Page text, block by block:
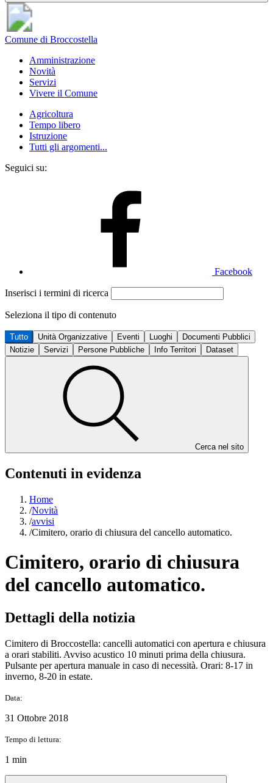
Comune di Broccostella
Amministrazione
Novità
Servizi
Vivere il Comune
Agricoltura
Tempo libero
Istruzione
Tutti gli argomenti...
Seguici su:
Facebook
Inserisci i termini di ricerca
Seleziona il tipo di contenuto
Tutto Unità Organizzative Eventi Luoghi
Documenti Pubblici
Notizie
Servizi Persone Pubbliche Info Territori Dataset
Cerca nel sito
Contenuti in evidenza
Home
/Novità
/avvisi
/Cimitero, orario di chiusura del cancello automatico.
Cimitero, orario di chiusura
del cancello automatico.
Dettagli della notizia
Cimitero di Broccostella: cancelli automatici con apertura e chiusura
a orari stabiliti. Avviso acustico 10 minuti prima della chiusura.
Pulsante per apertura manuale in caso di necessità. Orari: 8-17 in
inverno, 8-20 in estate.
Data:
31 Ottobre 2018
Tempo di lettura:
1 min